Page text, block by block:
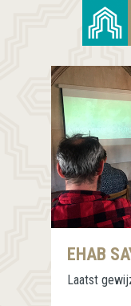
EHAB
Laatst